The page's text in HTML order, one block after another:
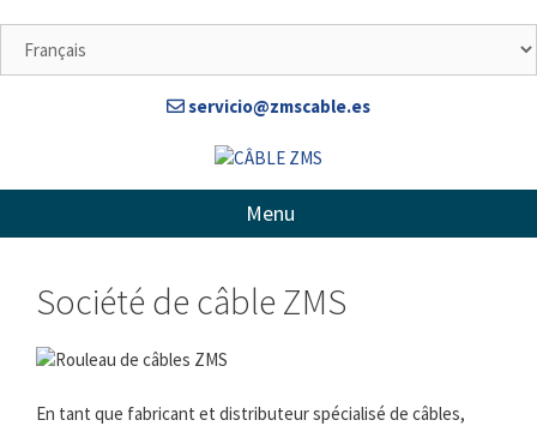
contenu
servicio@zmscable.es
Menu
Société de câble ZMS
En tant que fabricant et distributeur spécialisé de câbles,